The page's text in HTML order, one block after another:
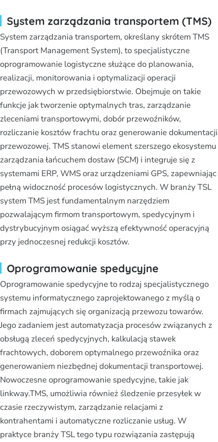
System zarządzania transportem (TMS)
System zarządzania transportem, określany skrótem TMS
(Transport Management System), to specjalistyczne
oprogramowanie logistyczne służące do planowania,
realizacji, monitorowania i optymalizacji operacji
przewozowych w przedsiębiorstwie. Obejmuje on takie
funkcje jak tworzenie optymalnych tras, zarządzanie
zleceniami transportowymi, dobór przewoźników,
rozliczanie kosztów frachtu oraz generowanie dokumentacji
przewozowej. TMS stanowi element szerszego ekosystemu
zarządzania łańcuchem dostaw (SCM) i integruje się z
systemami ERP, WMS oraz urządzeniami GPS, zapewniając
pełną widoczność procesów logistycznych. W branży TSL
system TMS jest fundamentalnym narzędziem
pozwalającym firmom transportowym, spedycyjnym i
dystrybucyjnym osiągać wyższą efektywność operacyjną
przy jednoczesnej redukcji kosztów.
Oprogramowanie spedycyjne
Oprogramowanie spedycyjne to rodzaj specjalistycznego
systemu informatycznego zaprojektowanego z myślą o
firmach zajmujących się organizacją przewozu towarów.
Jego zadaniem jest automatyzacja procesów związanych z
obsługą zleceń spedycyjnych, kalkulacją stawek
frachtowych, doborem optymalnego przewoźnika oraz
generowaniem niezbędnej dokumentacji transportowej.
Nowoczesne oprogramowanie spedycyjne, takie jak
linkway.TMS, umożliwia również śledzenie przesyłek w
czasie rzeczywistym, zarządzanie relacjami z
kontrahentami i automatyczne rozliczanie usług. W
praktyce branży TSL tego typu rozwiązania zastępują